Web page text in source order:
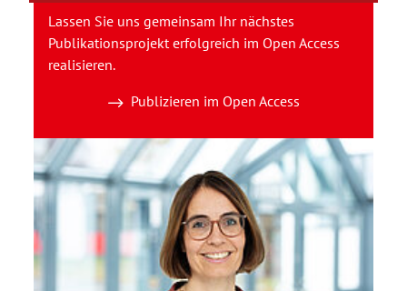
Lassen Sie uns gemeinsam Ihr nächstes
Publikationsprojekt erfolgreich im Open Access
realisieren.
Publizieren im Open Access